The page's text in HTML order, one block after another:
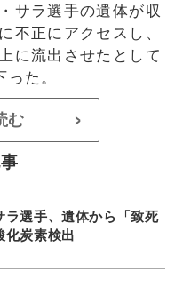
サラ選手の遺体が収
不正にアクセスし、
に流出させたとして
た。
む >
ラ選手、遺体から「致死
化炭素検出